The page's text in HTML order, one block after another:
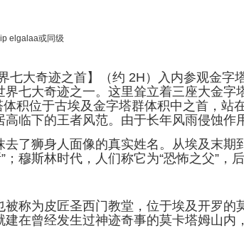
elgalaa或同级
七大奇迹之首】（约 2H）入内参观金
七大奇迹之一。这里耸立着三座大金
积位于古埃及金字塔群体积中之首，站
临下的王者风范。由于长年风雨侵蚀作
去了狮身人面像的真实姓名。从埃及末期
；穆斯林时代，人们称它为“恐怖之父”，
被称为皮匠圣西门教堂，位于埃及开罗
在曾经发生过神迹奇事的莫卡塔姆山内